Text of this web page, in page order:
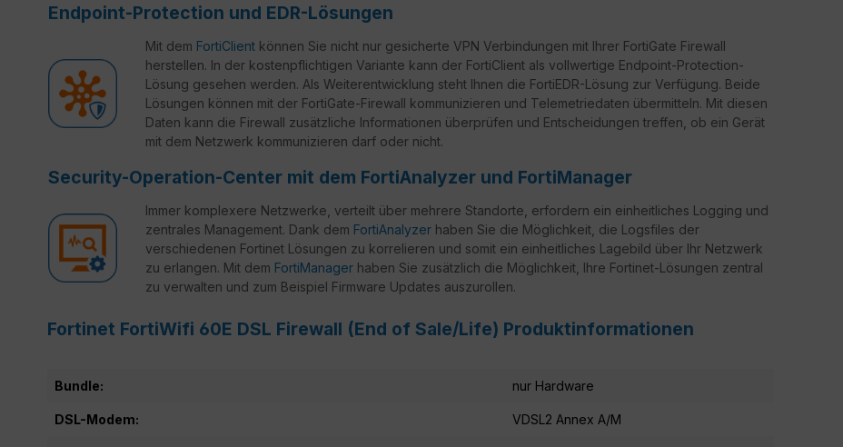
Endpoint-Protection und EDR-Lösungen
Mit dem FortiClient können Sie nicht nur gesicherte VPN Verbindungen mit Ihrer FortiGate Firewall
herstellen. In der kostenpflichtigen Variante kann der FortiClient als vollwertige Endpoint-Protection-
Lösung gesehen werden. Als Weiterentwicklung steht Ihnen die FortiEDR-Lösung zur Verfügung. Beide
Lösungen können mit der FortiGate-Firewall kommunizieren und Telemetriedaten übermitteln. Mit diesen
Daten kann die Firewall zusätzliche Informationen überprüfen und Entscheidungen treffen, ob ein Gerät
mit dem Netzwerk kommunizieren darf oder nicht.
Security-Operation-Center mit dem FortiAnalyzer und FortiManager
Immer komplexere Netzwerke, verteilt über mehrere Standorte, erfordern ein einheitliches Logging und
zentrales Management. Dank dem FortiAnalyzer haben Sie die Möglichkeit, die Logsfiles der
verschiedenen Fortinet Lösungen zu korrelieren und somit ein einheitliches Lagebild über Ihr Netzwerk
zu erlangen. Mit dem FortiManager haben Sie zusätzlich die Möglichkeit, Ihre Fortinet-Lösungen zentral
zu verwalten und zum Beispiel Firmware Updates auszurollen.
Fortinet FortiWifi 60E DSL Firewall (End of Sale/Life) Produktinformationen
Bundle: nur Hardware
DSL-Modem: VDSL2 Annex A/M